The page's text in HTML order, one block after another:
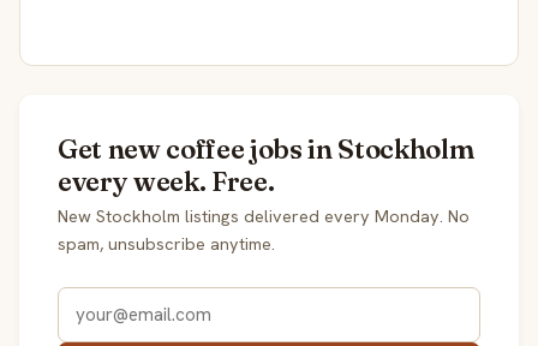
Get new coffee jobs in Stockholm
every week. Free.
New Stockholm listings delivered every Monday. No
spam, unsubscribe anytime.